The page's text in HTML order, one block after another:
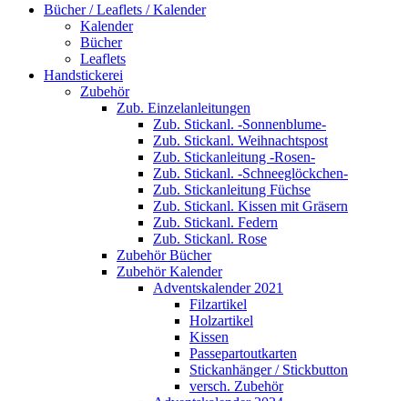
Bücher / Leaflets / Kalender
Kalender
Bücher
Leaflets
Handstickerei
Zubehör
Zub. Einzelanleitungen
Zub. Stickanl. -Sonnenblume-
Zub. Stickanl. Weihnachtspost
Zub. Stickanleitung -Rosen-
Zub. Stickanl. -Schneeglöckchen-
Zub. Stickanleitung Füchse
Zub. Stickanl. Kissen mit Gräsern
Zub. Stickanl. Federn
Zub. Stickanl. Rose
Zubehör Bücher
Zubehör Kalender
Adventskalender 2021
Filzartikel
Holzartikel
Kissen
Passepartoutkarten
Stickanhänger / Stickbutton
versch. Zubehör